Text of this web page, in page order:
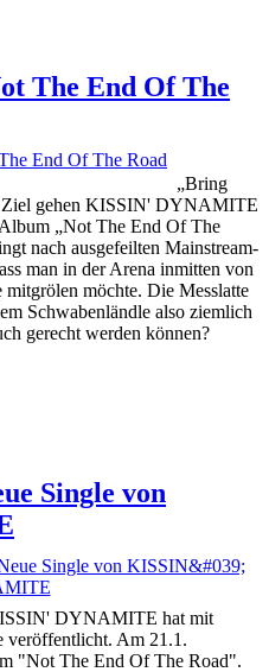
The End Of The
„Bring
Ziel gehen KISSIN' DYNAMITE
„Not The End Of The
nach ausgefeilten Mainstream-
man in der Arena inmitten von
mitgrölen möchte. Die Messlatte
Schwabenländle also ziemlich
gerecht werden können?
Single von
DYNAMITE hat mit
veröffentlicht. Am 21.1.
"Not The End Of The Road".